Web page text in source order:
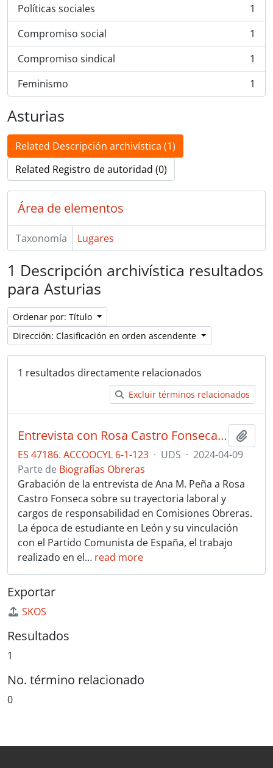
Políticas sociales
, 1 resultados
1
Compromiso social
, 1 resultados
1
Compromiso sindical
, 1 resultados
1
Feminismo
, 1 resultados 1
Asturias
Related Descripción archivística (1)
Related Registro de autoridad (0)
Área de elementos
Taxonomía Lugares
1 Descripción archivística resultados
para Asturias
Ordenar por: Título
Dirección: Clasificación en orden ascendente
1 resultados directamente relacionados
Excluir términos relacionados
Entrevista con Rosa Castro Fonseca sobre su trayectoria laboral en el ámbito del trabajo social y su labor sindical en Comisiones Obreras
ES 47186. ACCOOCYL 6-1-123 · UDS · 2024-04-09
Parte de Biografías Obreras
Grabación de la entrevista de Ana M. Peña a Rosa
Castro Fonseca sobre su trayectoria laboral y
cargos de responsabilidad en Comisiones Obreras.
La época de estudiante en León y su vinculación
con el Partido Comunista de España, el trabajo
realizado en el… read more
Exportar
SKOS
Resultados
1
No. término relacionado
0